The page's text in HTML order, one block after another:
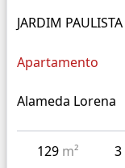
JARDIM PAULISTA
Apartamento
Alameda Lorena
129 m² 3